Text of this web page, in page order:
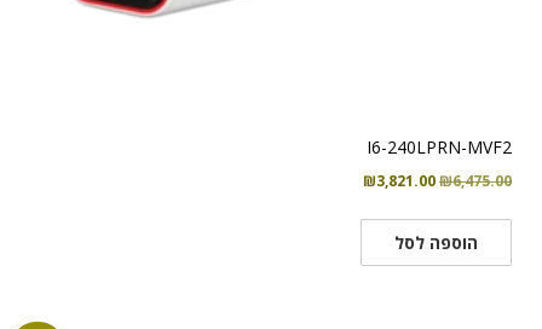
I6-240LPRN-MVF2
₪6,475.00
המחיר
היה:
₪3,821.00
הוספה לסל